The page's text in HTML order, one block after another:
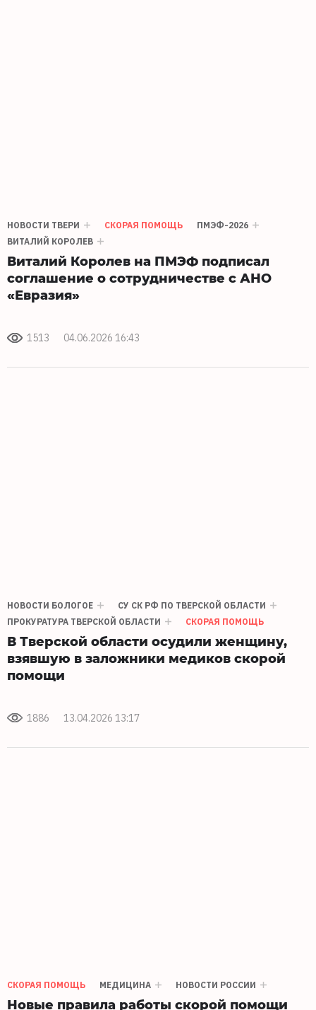
НОВОСТИ ТВЕРИ СКОРАЯ ПОМОЩЬ
ПМЭФ-2026
ВИТАЛИЙ КОРОЛЕВ
Виталий Королев на ПМЭФ подписал
соглашение о сотрудничестве с АНО
«Евразия»
1513 04.06.2026 16:43
НОВОСТИ БОЛОГОЕ
СУ СК РФ ПО ТВЕРСКОЙ ОБЛАСТИ
ПРОКУРАТУРА ТВЕРСКОЙ ОБЛАСТИ
СКОРАЯ ПОМОЩЬ
В Тверской области осудили женщину,
взявшую в заложники медиков скорой
помощи
1886 13.04.2026 13:17
СКОРАЯ ПОМОЩЬ МЕДИЦИНА НОВОСТИ РОССИИ
Новые правила работы скорой помощи